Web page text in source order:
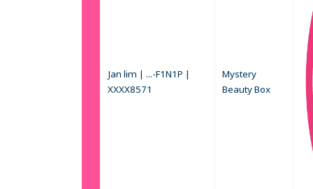
Jan lim | ...-F1N1P |
XXXX8571
Mystery
Beauty Box